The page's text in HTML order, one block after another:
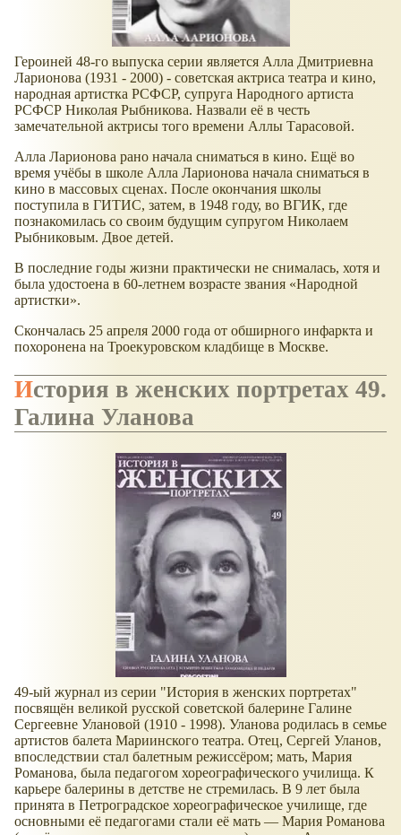
Героиней 48-го выпуска серии является Алла Дмитриевна
Ларионова (1931 - 2000) - советская актриса театра и кино,
народная артистка РСФСР, супруга Народного артиста
РСФСР Николая Рыбникова. Назвали её в честь
замечательной актрисы того времени Аллы Тарасовой.
Алла Ларионова рано начала сниматься в кино. Ещё во
время учёбы в школе Алла Ларионова начала сниматься в
кино в массовых сценах. После окончания школы
поступила в ГИТИС, затем, в 1948 году, во ВГИК, где
познакомилась со своим будущим супругом Николаем
Рыбниковым. Двое детей.
В последние годы жизни практически не снималась, хотя и
была удостоена в 60-летнем возрасте звания
Народной
артистки .
Скончалась 25 апреля 2000 года от обширного инфаркта и
похоронена на Троекуровском кладбище в Москве.
История в женских портретах 49.
Галина Уланова
49-ый журнал из серии "История в женских портретах"
посвящён великой русской советской балерине Галине
Сергеевне Улановой (1910 - 1998). Уланова родилась в семье
артистов балета Мариинского театра. Отец, Сергей Уланов,
впоследствии стал балетным режиссёром; мать, Мария
Романова, была педагогом хореографического училища. К
карьере балерины в детстве не стремилась. В 9 лет была
принята в Петроградское хореографическое училище, где
основными её педагогами стали её мать — Мария Романова